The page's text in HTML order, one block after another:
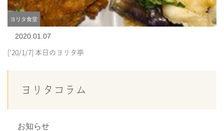
ヨリタ食堂
2020.01.07
[’20/1/7] 本日のヨリタ亭
ヨリタコラム
お知らせ